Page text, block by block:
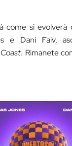
come si evolverà
e Dani Faiv,
. Rimanete